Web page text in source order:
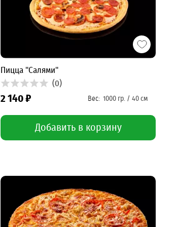
Пицца "Салями"
(0)
2 140 ₽
Добавить в корзину